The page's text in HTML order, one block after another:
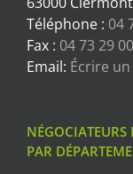
Téléphone : 04
Fax : 04 73 29
Email: Écrire
NÉGOCIATEURS
PAR